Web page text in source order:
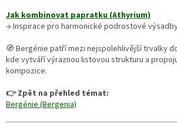
Jak kombinovat papratku (Athyrium)
→ Inspirace pro harmonické podrostové
🧭 Bergénie patří mezi nejspolehlivější trvalky
kde vytváří výraznou listovou strukturu a
kompozice.
👉 Zpět na přehled témat:
Bergénie (Bergenia)